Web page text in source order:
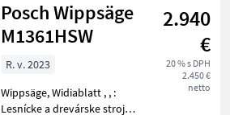
stroje /
Posch
Posch Wippsäge
M1361HSW
2.940
€
20 % s DPH
2.450 €
netto
R. v. 2023
Wippsäge, Widiablatt , , :
Lesnícke a drevárske stroje